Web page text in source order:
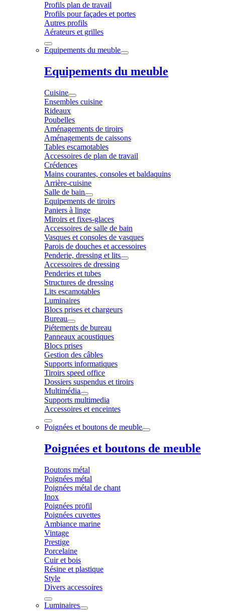
Profils plan de travail
Profils pour façades et portes
Autres profils
Aérateurs et grilles
Equipements du meuble
Equipements du meuble
Cuisine
Ensembles cuisine
Rideaux
Poubelles
Aménagements de tiroirs
Aménagements de caissons
Tables escamotables
Accessoires de plan de travail
Crédences
Mains courantes, consoles et baldaquins
Arrière-cuisine
Salle de bain
Equipements de tiroirs
Paniers à linge
Miroirs et fixes-glaces
Accessoires de salle de bain
Vasques et consoles de vasques
Parois de douches et accessoires
Penderie, dressing et lits
Accessoires de dressing
Penderies et tubes
Structures de dressing
Lits escamotables
Luminaires
Blocs prises et chargeurs
Bureau
Piétements de bureau
Panneaux acoustiques
Blocs prises
Gestion des câbles
Supports informatiques
Tiroirs speed office
Dossiers suspendus et tiroirs
Multimédia
Supports multimedia
Accessoires et enceintes
Poignées et boutons de meuble
Poignées et boutons de meuble
Boutons métal
Poignées métal
Poignées métal de chant
Inox
Poignées profil
Poignées cuvettes
Ambiance marine
Vintage
Prestige
Porcelaine
Cuir et bois
Résine et plastique
Style
Divers accessoires
Luminaires